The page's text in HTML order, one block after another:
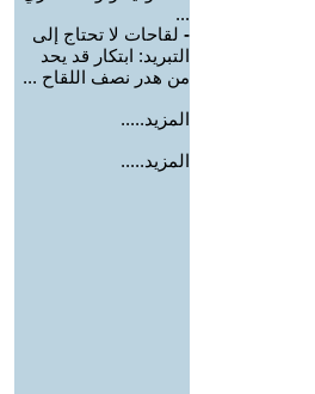
...
- لقاحات لا تحتاج إلى
التبريد: ابتكار قد يحد
من هدر نصف اللقاح ...
المزيد.....
المزيد.....